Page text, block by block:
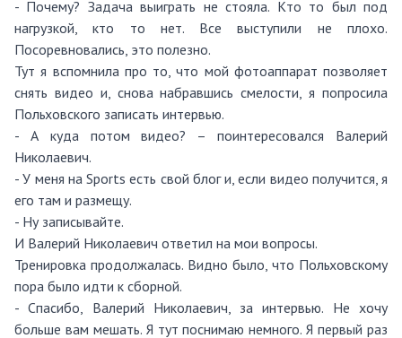
- Почему? Задача выиграть не стояла. Кто то был под
нагрузкой, кто то нет. Все выступили не плохо.
Посоревновались, это полезно.
Тут я вспомнила про то, что мой фотоаппарат позволяет
снять видео и, снова набравшись смелости, я попросила
Польховского записать интервью.
- А куда потом видео? – поинтересовался Валерий
Николаевич.
- У меня на Sports есть свой блог и, если видео получится, я
его там и размещу.
- Ну записывайте.
И Валерий Николаевич ответил на мои вопросы.
Тренировка продолжалась. Видно было, что Польховскому
пора было идти к сборной.
- Спасибо, Валерий Николаевич, за интервью. Не хочу
больше вам мешать. Я тут поснимаю немного. Я первый раз